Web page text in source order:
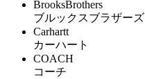
BrooksBrothers
ブルックスブラザーズ
Carhartt
カーハート
COACH
コーチ